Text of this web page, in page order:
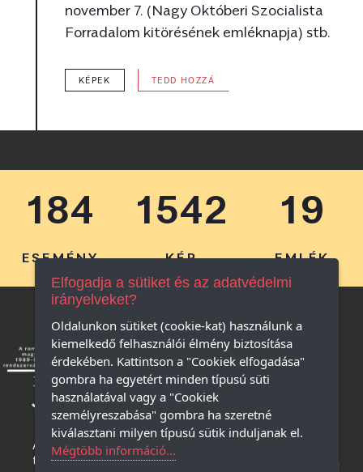
november 7. (Nagy Októberi Szocialista
Forradalom kitörésének emléknapja) stb.
KÉPEK TEDD HOZZÁ
184
ESEMÉNY
1542
KÉP
19
EMLÉK
Adatkezelési
tájékoztató
Elfogadja a sütiket és az adatvédelmi
irányelveket?
Oldalunkon sütiket (cookie-kat) használunk a
kiemelkedő felhasználói élmény biztosítása
érdekében. Kattintson a "Cookiek elfogadása"
gombra ha egyetért minden típusú süti
használatával vagy a "Cookiek
személyreszabása" gombra ha szeretné
kiválasztani milyen típusú sütik induljanak el.
Mégtöbb információ...